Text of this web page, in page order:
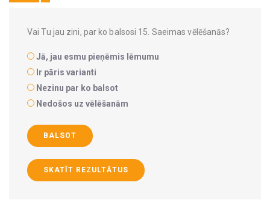
Vai Tu jau zini, par ko balsosi 15. Saeimas vēlēšanās?
Jā, jau esmu pieņēmis lēmumu
Ir pāris varianti
Nezinu par ko balsot
Nedošos uz vēlēšanām
BALSOT
SKATĪT REZULTĀTUS